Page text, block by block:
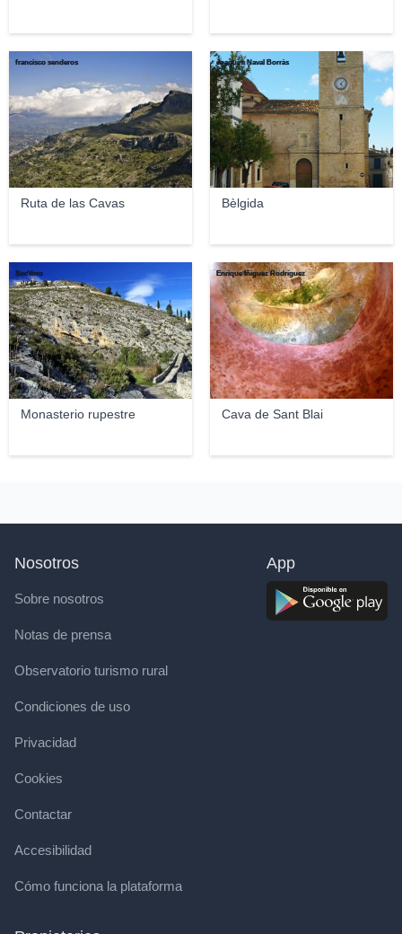
Ruta de las Cavas
francisco senderos
Bèlgida
Joaquim Naval Borràs
Monasterio rupestre
SocVoro
Cava de Sant Blai
Enrique Íñiguez Rodríguez
Nosotros
Sobre nosotros
Notas de prensa
Observatorio turismo rural
Condiciones de uso
Privacidad
Cookies
Contactar
Accesibilidad
Cómo funciona la plataforma
App